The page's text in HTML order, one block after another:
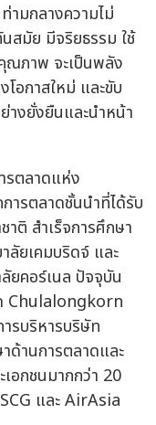
ามกลางความไม่
สมัย มีจริยธรรม ใช้
ณภาพ จะเป็นพลัง
โอกาสใหม่ และขับ
างยั่งยืนและนำหน้า
รตลาดแห่ง
ารตลาดชั้นนำที่ได้รับ
าติ สำเร็จการศึกษา
ลัยเคมบริดจ์ และ
ยคอร์เนล ปัจจุบัน
Chulalongkorn
รบริหารบริษัท
ด้านการตลาดและ
อกชนมากกว่า 20
และ AirAsia